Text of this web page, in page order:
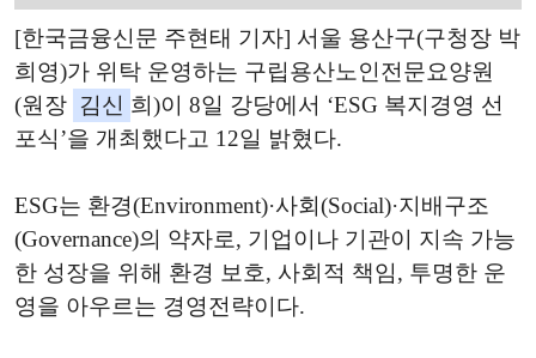
[한국금융신문 주현태 기자] 서울 용산구(구청장 박
희영)가 위탁 운영하는 구립용산노인전문요양원
(원장 김신 희)이 8일 강당에서 ‘ESG 복지경영 선
포식’을 개최했다고 12일 밝혔다.
ESG는 환경(Environment)·사회(Social)·지배구조
(Governance)의 약자로, 기업이나 기관이 지속 가능
한 성장을 위해 환경 보호, 사회적 책임, 투명한 운
영을 아우르는 경영전략이다.